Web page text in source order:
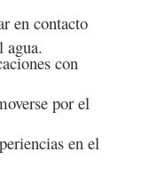
en contacto
con
por el
en el